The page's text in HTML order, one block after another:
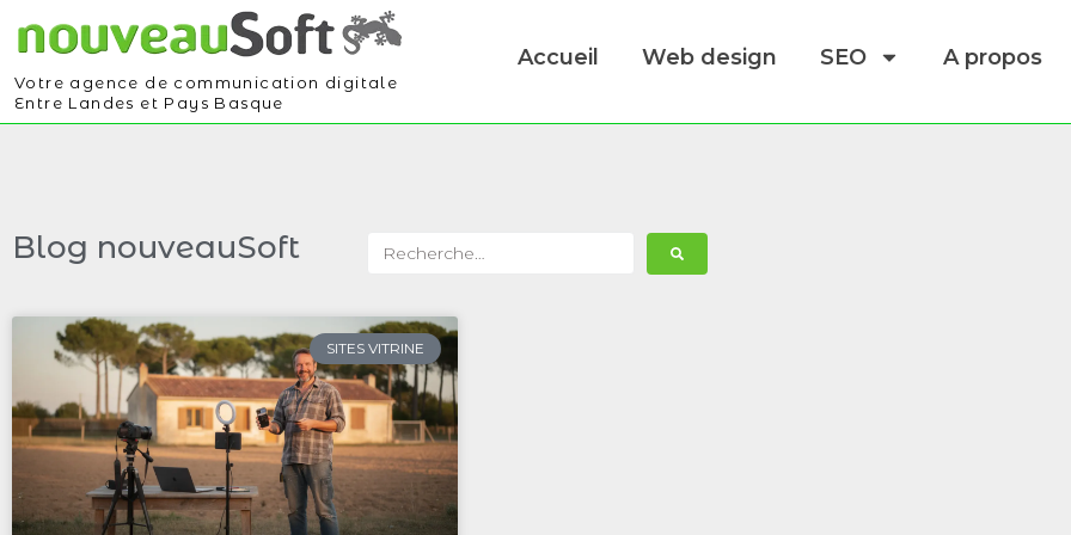
Votre agence de communication digitale
Entre Landes et Pays Basque
Accueil Web design SEO A propos
Blog nouveauSoft
SITES VITRINE